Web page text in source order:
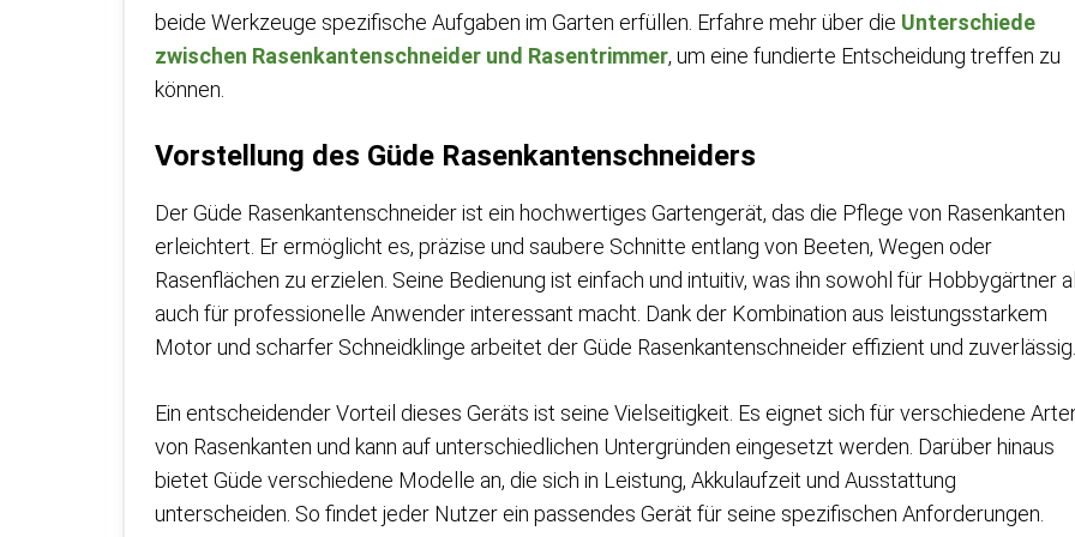
beide Werkzeuge spezifische Aufgaben im Garten erfüllen. Erfahre mehr über die Unterschiede
zwischen Rasenkantenschneider und Rasentrimmer, um eine fundierte Entscheidung treffen zu
können.
Vorstellung des Güde Rasenkantenschneiders
Der Güde Rasenkantenschneider ist ein hochwertiges Gartengerät, das die Pflege von Rasenkanten
erleichtert. Er ermöglicht es, präzise und saubere Schnitte entlang von Beeten, Wegen oder
Rasenflächen zu erzielen. Seine Bedienung ist einfach und intuitiv, was ihn sowohl für Hobbygärtner
auch für professionelle Anwender interessant macht. Dank der Kombination aus leistungsstarkem
Motor und scharfer Schneidklinge arbeitet der Güde Rasenkantenschneider effizient und zuverlässig.
Ein entscheidender Vorteil dieses Geräts ist seine Vielseitigkeit. Es eignet sich für verschiedene
von Rasenkanten und kann auf unterschiedlichen Untergründen eingesetzt werden. Darüber hinaus
bietet Güde verschiedene Modelle an, die sich in Leistung, Akkulaufzeit und Ausstattung
unterscheiden. So findet jeder Nutzer ein passendes Gerät für seine spezifischen Anforderungen.